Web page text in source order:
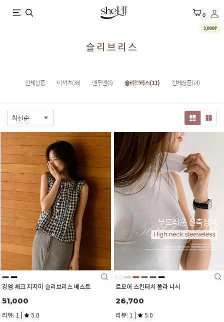
X 0
3,000P
슬리브리스
전체상품 티셔츠(36) 맨투맨(8) 슬리브리스(11) 전체상품(74)
깅엄 체크 지지미 슬리브리스 베스트
51,000
리뷰: 1 | 5.0
르모어 스킨터치 폴라 나시
26,700
리뷰: 1 | 5.0